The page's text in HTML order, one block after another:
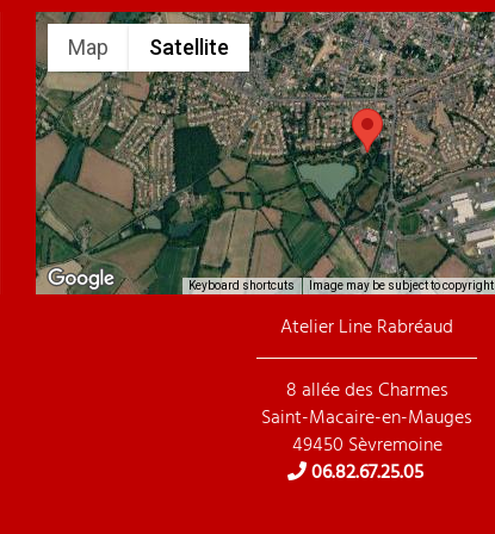
Map Satellite
Keyboard shortcuts Image may be subject to copyright
Atelier Line Rabréaud
8 allée des Charmes
Saint-Macaire-en-Mauges
49450 Sèvremoine
06.82.67.25.05